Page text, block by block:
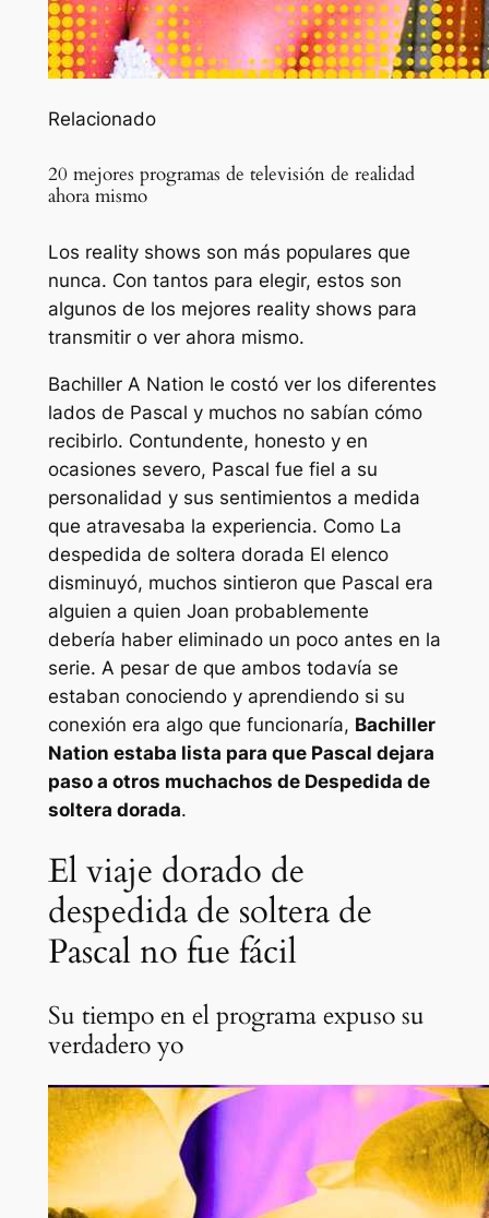
Relacionado
20 mejores programas de televisión de realidad
ahora mismo
Los reality shows son más populares que
nunca. Con tantos para elegir, estos son
algunos de los mejores reality shows para
transmitir o ver ahora mismo.
Bachiller A Nation le costó ver los diferentes
lados de Pascal y muchos no sabían cómo
recibirlo. Contundente, honesto y en
ocasiones severo, Pascal fue fiel a su
personalidad y sus sentimientos a medida
que atravesaba la experiencia. Como La
despedida de soltera dorada El elenco
disminuyó, muchos sintieron que Pascal era
alguien a quien Joan probablemente
debería haber eliminado un poco antes en la
serie. A pesar de que ambos todavía se
estaban conociendo y aprendiendo si su
conexión era algo que funcionaría, Bachiller
Nation estaba lista para que Pascal dejara
paso a otros muchachos de Despedida de
soltera dorada.
El viaje dorado de
despedida de soltera de
Pascal no fue fácil
Su tiempo en el programa expuso su
verdadero yo